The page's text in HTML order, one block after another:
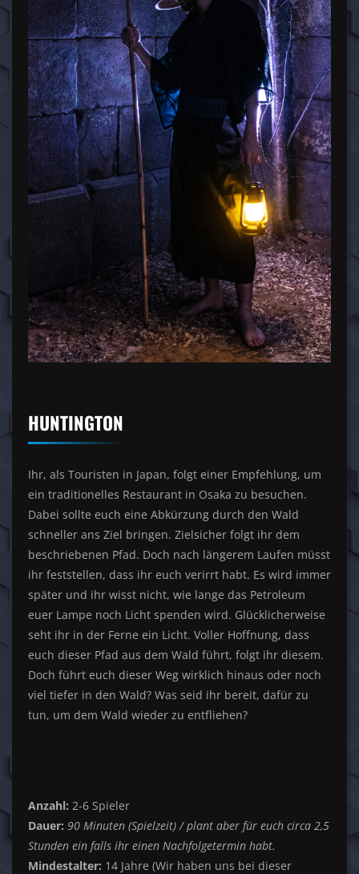
HUNTINGTON
Ihr, als Touristen in Japan, folgt einer Empfehlung, um
ein traditionelles Restaurant in Osaka zu besuchen.
Dabei sollte euch eine Abkürzung durch den Wald
schneller ans Ziel bringen. Zielsicher folgt ihr dem
beschriebenen Pfad. Doch nach längerem Laufen müsst
ihr feststellen, dass ihr euch verirrt habt. Es wird immer
später und ihr wisst nicht, wie lange das Petroleum
euer Lampe noch Licht spenden wird. Glücklicherweise
seht ihr in der Ferne ein Licht. Voller Hoffnung, dass
euch dieser Pfad aus dem Wald führt, folgt ihr diesem.
Doch führt euch dieser Weg wirklich hinaus oder noch
viel tiefer in den Wald? Was seid ihr bereit, dafür zu
tun, um dem Wald wieder zu entfliehen?
Anzahl: 2-6 Spieler
Dauer: 90 Minuten (Spielzeit) / plant aber für euch circa 2,5
Stunden ein falls ihr einen Nachfolgetermin habt.
Mindestalter: 14 Jahre (Wir haben uns bei dieser